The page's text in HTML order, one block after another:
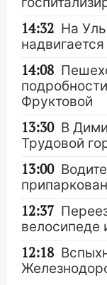
14:32 На
14:08
Фруктовой
13:30 В
Трудовой
13:00
12:37
велосипеде
12:18